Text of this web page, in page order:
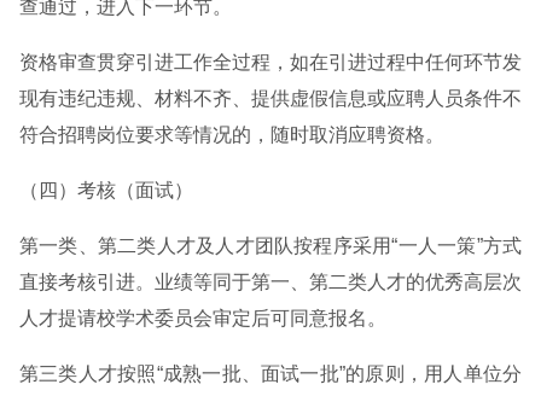
查通过，进入下一环节。
资格审查贯穿引进工作全过程，如在引进过程中任何环节发
现有违纪违规、材料不齐、提供虚假信息或应聘人员条件不
符合招聘岗位要求等情况的，随时取消应聘资格。
（四）考核（面试）
第一类、第二类人才及人才团队按程序采用“一人一策”方式
直接考核引进。业绩等同于第一、第二类人才的优秀高层次
人才提请校学术委员会审定后可同意报名。
第三类人才按照“成熟一批、面试一批”的原则，用人单位分